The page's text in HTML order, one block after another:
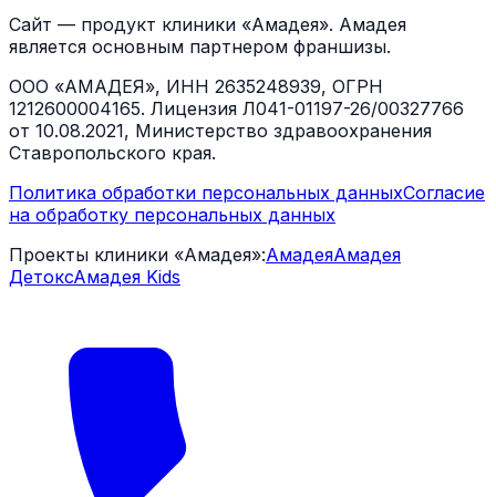
Сайт — продукт клиники «Амадея». Амадея
является основным партнером франшизы.
ООО «АМАДЕЯ», ИНН 2635248939, ОГРН
1212600004165. Лицензия Л041-01197-26/00327766
от 10.08.2021, Министерство здравоохранения
Ставропольского края.
Политика обработки персональных данныхСогласие
на обработку персональных данных
Проекты клиники «Амадея»:АмадеяАмадея
ДетоксАмадея Kids